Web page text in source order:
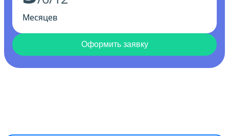
Месяцев
Оформить заявку